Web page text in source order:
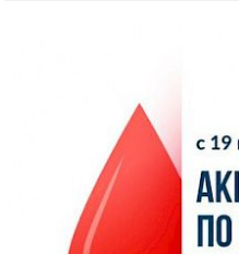
презентации.